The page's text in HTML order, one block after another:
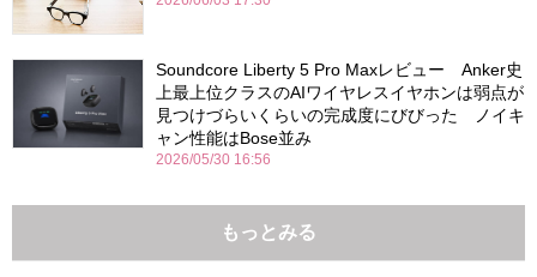
Soundcore Liberty 5 Pro Maxレビュー Anker史
上最上位クラスのAIワイヤレスイヤホンは弱点が
見つけづらいくらいの完成度にびびった ノイキ
ャン性能はBose並み
2026/05/30 16:56
もっとみる